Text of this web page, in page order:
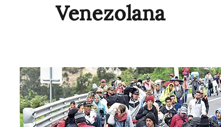
Venezolana